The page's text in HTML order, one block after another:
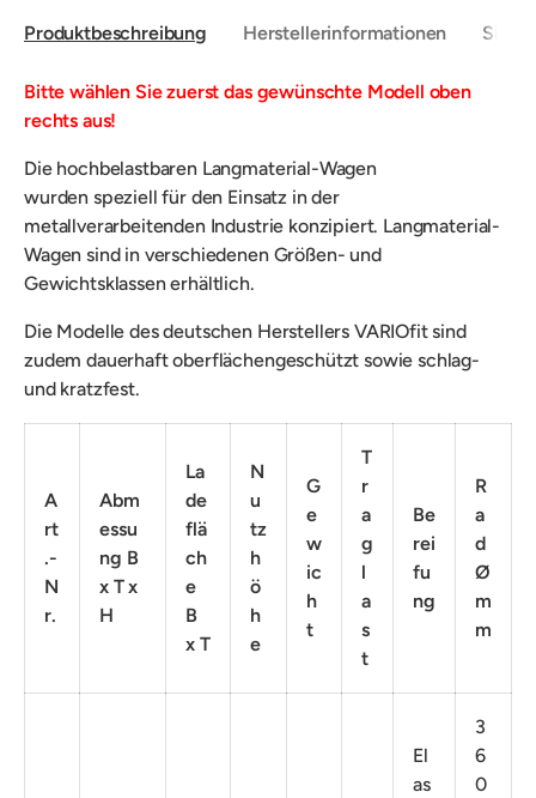
Produktbeschreibung Herstellerinformationen
Bitte wählen Sie zuerst das gewünschte Modell oben
rechts aus!
Die hochbelastbaren Langmaterial-Wagen
wurden speziell für den Einsatz in der
metallverarbeitenden Industrie konzipiert. Langmaterial-
Wagen sind in verschiedenen Größen- und
Gewichtsklassen erhältlich.
Die Modelle des deutschen Herstellers VARIOfit sind
zudem dauerhaft oberflächengeschützt sowie schlag-
und kratzfest.
A
rt
.-
N
r.
Abm
essu
ng B
x T x
H
La
de
flä
ch
e
B
x T
N
u
tz
h
ö
h
e
G
e
w
ic
h
t
T
r
a
g
l
a
s
t
Be
rei
fu
ng
R
a
d
Ø
m
m
El
as
3
6
0